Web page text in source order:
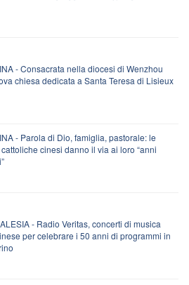
- Consacrata nella diocesi di Wenzhou
chiesa dedicata a Santa Teresa di Lisieux
- Parola di Dio, famiglia, pastorale: le
cinesi danno il via ai loro “anni
- Radio Veritas, concerti di musica
per celebrare i 50 anni di programmi in